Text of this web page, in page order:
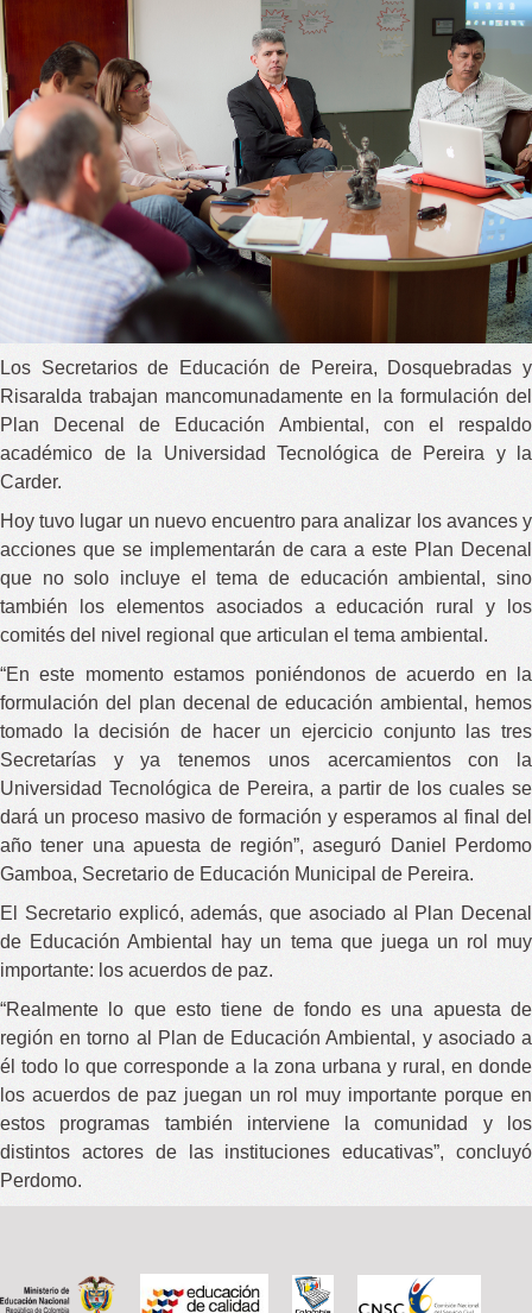
Los Secretarios de Educación de Pereira, Dosquebradas y
Risaralda trabajan mancomunadamente en la formulación del
Plan Decenal de Educación Ambiental, con el respaldo
académico de la Universidad Tecnológica de Pereira y la
Carder.
Hoy tuvo lugar un nuevo encuentro para analizar los avances y
acciones que se implementarán de cara a este Plan Decenal
que no solo incluye el tema de educación ambiental, sino
también los elementos asociados a educación rural y los
comités del nivel regional que articulan el tema ambiental.
“En este momento estamos poniéndonos de acuerdo en la
formulación del plan decenal de educación ambiental, hemos
tomado la decisión de hacer un ejercicio conjunto las tres
Secretarías y ya tenemos unos acercamientos con la
Universidad Tecnológica de Pereira, a partir de los cuales se
dará un proceso masivo de formación y esperamos al final del
año tener una apuesta de región”, aseguró Daniel Perdomo
Gamboa, Secretario de Educación Municipal de Pereira.
El Secretario explicó, además, que asociado al Plan Decenal
de Educación Ambiental hay un tema que juega un rol muy
importante: los acuerdos de paz.
“Realmente lo que esto tiene de fondo es una apuesta de
región en torno al Plan de Educación Ambiental, y asociado a
él todo lo que corresponde a la zona urbana y rural, en donde
los acuerdos de paz juegan un rol muy importante porque en
estos programas también interviene la comunidad y los
distintos actores de las instituciones educativas”, concluyó
Perdomo.